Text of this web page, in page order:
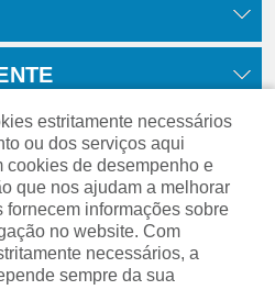
estritamente necessários
ou dos serviços aqui
cookies de desempenho e
que nos ajudam a melhorar
informações sobre
no website. Com
necessários, a
sempre da sua